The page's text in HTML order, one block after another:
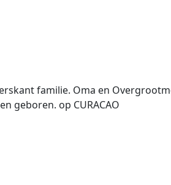
familie. Oma en
geboren. op CURACAO